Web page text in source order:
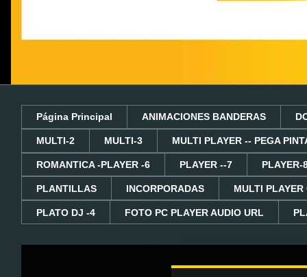
Página Principal ANIMACIONES BANDERAS
MULTI-2 MULTI-3 MULTI PLAYER -- PEGA
ROMANTICA -PLAYER -6 PLAYER --7 PLAYER-
PLANTILLAS INCORPORADAS MULTI
PLATO DJ -4 FOTO PC PLAYER AUDIO URL